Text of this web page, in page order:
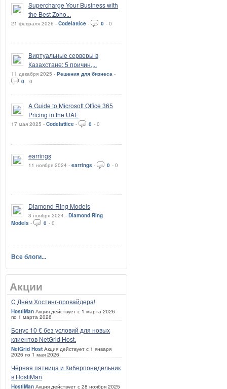
Supercharge Your Business with
the Best Zoho...
21 февраля 2026 - Codelattice - 0 - 0
Виртуальные серверы в
Казахстане: 5 причин,...
11 декабря 2025 - Решения для бизнеса -
0 - 0
A Guide to Microsoft Office 365
Pricing in the UAE
17 мая 2025 - Codelattice - 0 - 0
earrings
11 ноября 2024 - earrings - 0 - 0
Diamond Ring Models
3 ноября 2024 - Diamond Ring
Models - 0 - 0
Все блоги...
Акции
C Днём Хостинг-провайдера!
HostiMan Акция действует с 1 марта 2026
по 1 марта 2026
Бонус 10 € без условий для новых
клиентов NetGrid Host.
NetGrid Host Акция действует с 1 января
2026 по 1 мая 2026
Чёрная пятница и Киберпонедельник
в HostiMan
HostiMan Акция действует с 28 ноября 2025